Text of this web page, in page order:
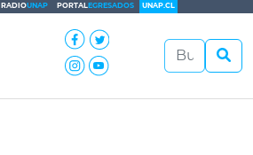
RADIOUNAP PORTALEGRESADOS UNAP.CL